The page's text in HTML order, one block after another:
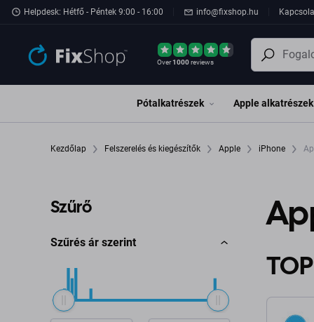
Ugrás az oldal fő részéhez
Helpdesk: Hétfő - Péntek 9:00 - 16:00 info@fixshop.hu
Over1000reviews
Pótalkatrészek Apple alkatrészek
Kezdőlap Felszerelés és kiegészítők Apple iPhone
Szűrő
Szűrés ár szerint